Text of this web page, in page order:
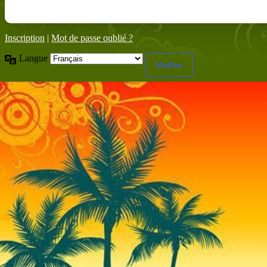
Inscription | Mot de passe oublié ?
Langue